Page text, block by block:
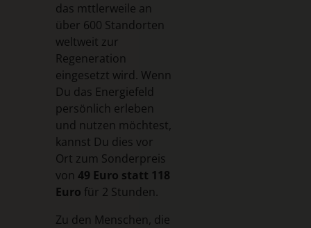
das mttlerweile an
über 600 Standorten
weltweit zur
Regeneration
eingesetzt wird. Wenn
Du das Energiefeld
persönlich erleben
und nutzen möchtest,
kannst Du dies vor
Ort zum Sonderpreis
von 49 Euro statt 118
Euro für 2 Stunden.
Zu den Menschen, die